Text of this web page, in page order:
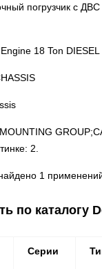
погрузчик с
Engine 18 Ton DIESEL
MOUNTING
2.
1
по каталогу
Серии